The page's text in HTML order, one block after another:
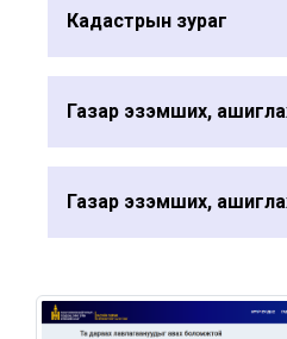
Кадастрын зураг
Газар эзэмших,
Газар эзэмших,